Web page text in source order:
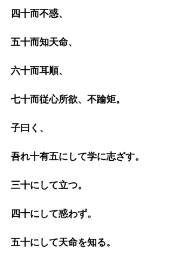
四十而不惑、
五十而知天命、
六十而耳順、
七十而従心所欲、不踰矩。
子曰く、
吾れ十有五にして学に志ざす。
三十にして立つ。
四十にして惑わず。
五十にして天命を知る。